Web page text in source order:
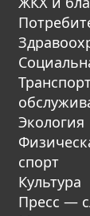
Экология
спорт
Культура
Пресс —